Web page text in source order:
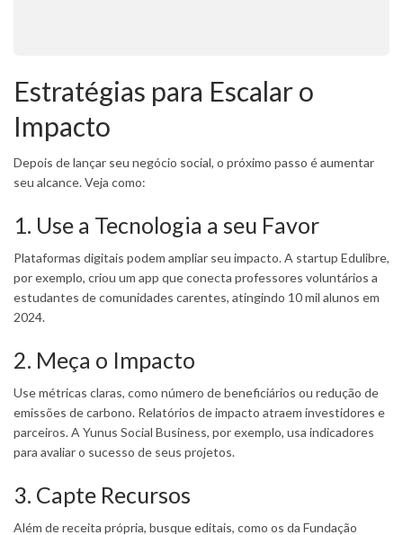
Estratégias para Escalar o
Impacto
Depois de lançar seu negócio social, o próximo passo é aumentar
seu alcance. Veja como:
1. Use a Tecnologia a seu Favor
Plataformas digitais podem ampliar seu impacto. A startup Edulibre,
por exemplo, criou um app que conecta professores voluntários a
estudantes de comunidades carentes, atingindo 10 mil alunos em
2024.
2. Meça o Impacto
Use métricas claras, como número de beneficiários ou redução de
emissões de carbono. Relatórios de impacto atraem investidores e
parceiros. A Yunus Social Business, por exemplo, usa indicadores
para avaliar o sucesso de seus projetos.
3. Capte Recursos
Além de receita própria, busque editais, como os da Fundação